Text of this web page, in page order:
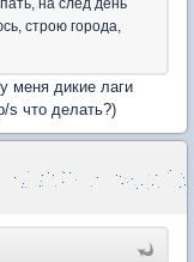
строю города,
меня дикие лаги
s что делать?)